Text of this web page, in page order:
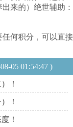
来的）绝世辅助：
何积分，可以直接
05 01:54:47 )
！
！
！